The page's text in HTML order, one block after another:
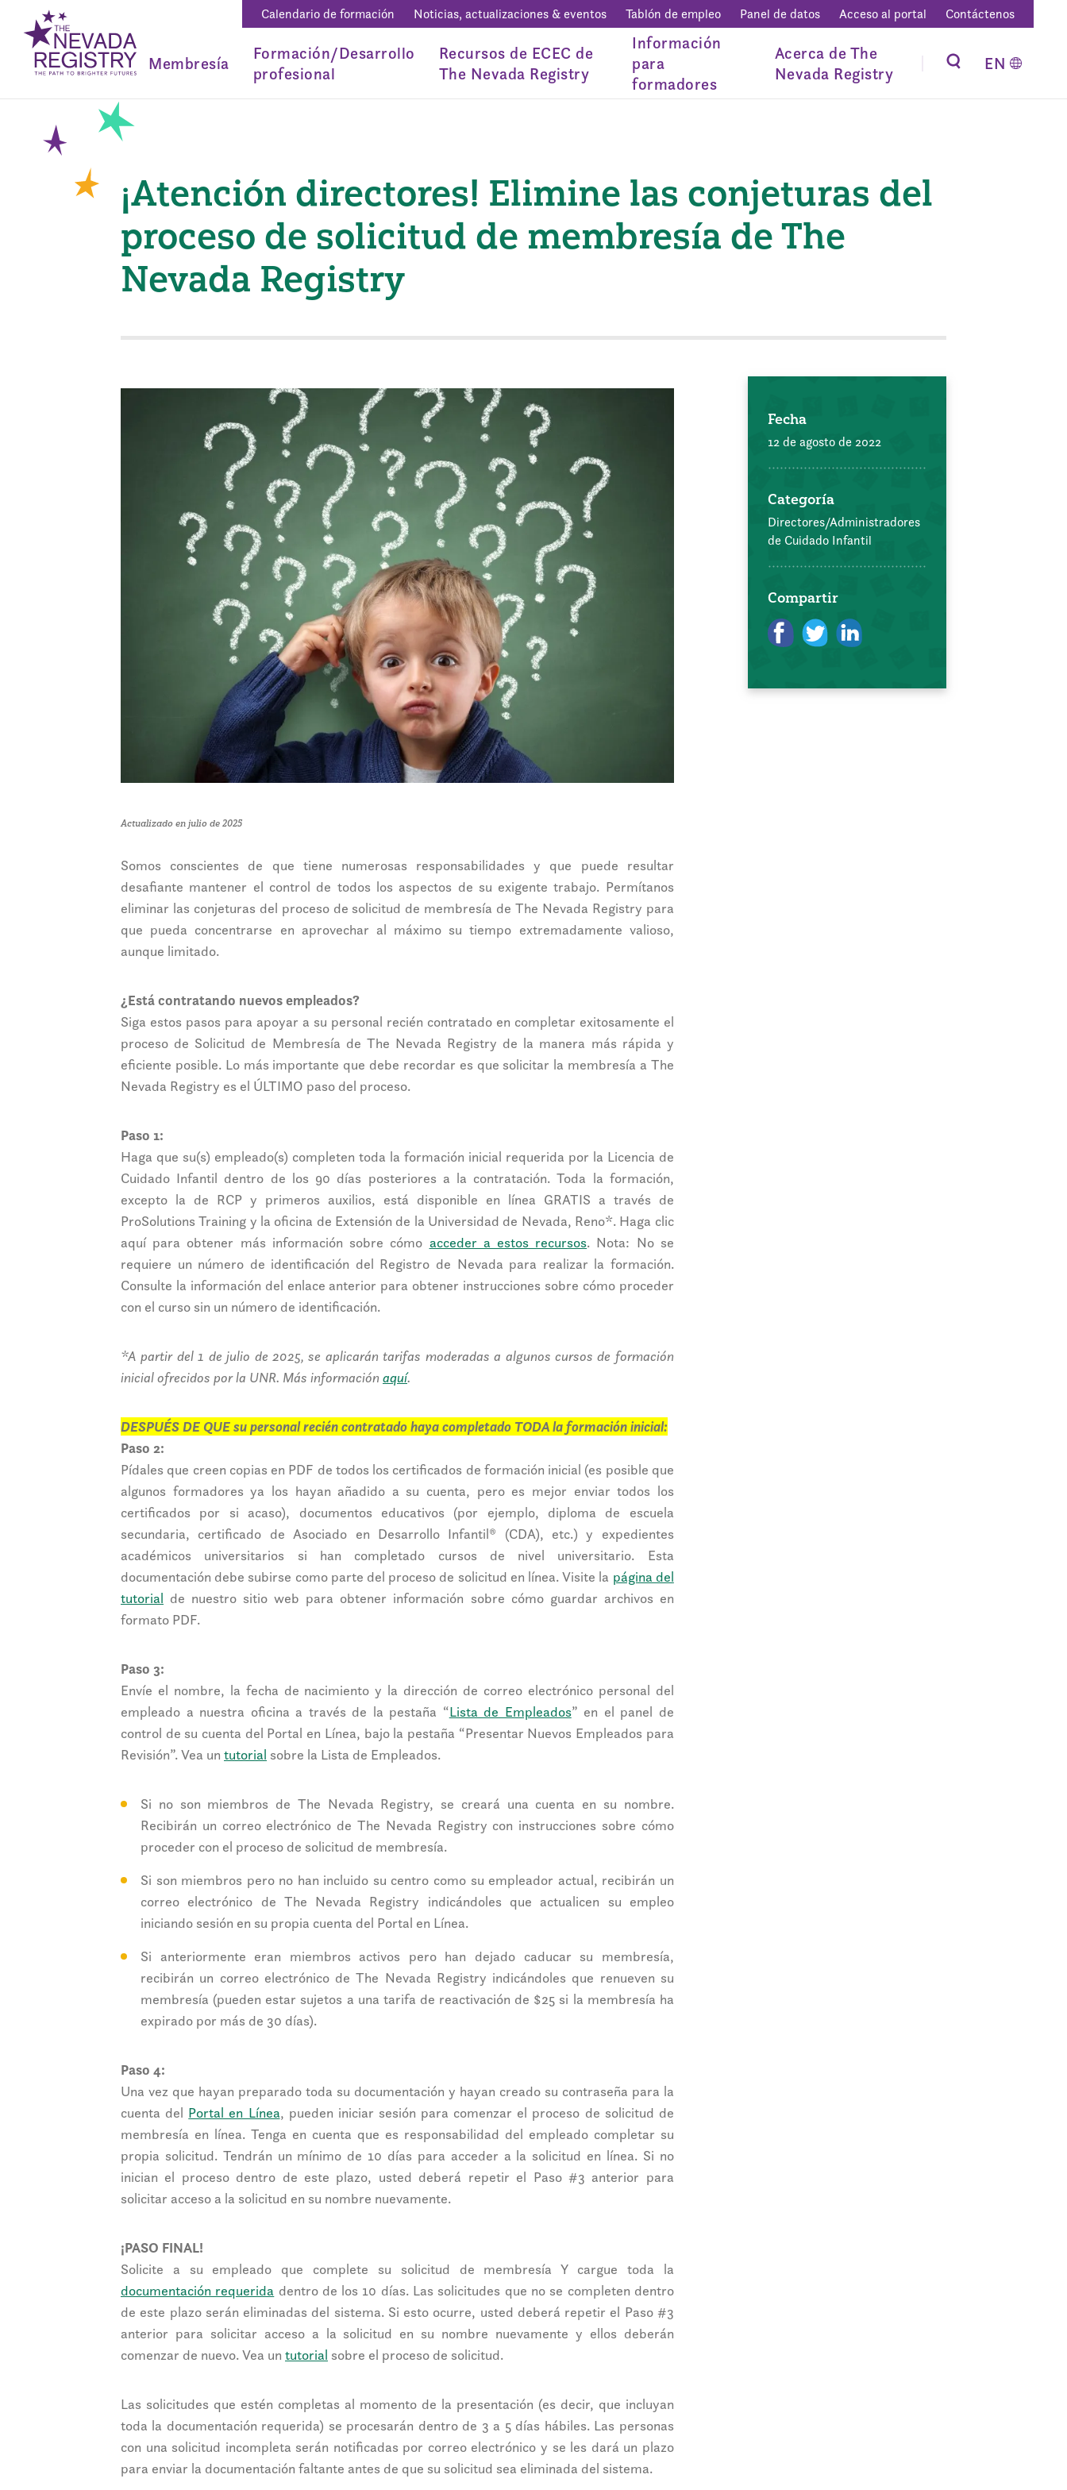
Calendario de formación Noticias, actualizaciones & eventos Tablón de empleo Panel de datos Acceso al portal Contáctenos
Membresía
Formación/Desarrollo
profesional
Recursos de ECEC de
The Nevada Registry
Información
para
formadores
Acerca de The
Nevada Registry
EN
¡Atención directores! Elimine las conjeturas del
proceso de solicitud de membresía de The
Nevada Registry
Actualizado en julio de 2025
Somos conscientes de que tiene numerosas responsabilidades y que puede resultar
desafiante mantener el control de todos los aspectos de su exigente trabajo. Permítanos
eliminar las conjeturas del proceso de solicitud de membresía de The Nevada Registry para
que pueda concentrarse en aprovechar al máximo su tiempo extremadamente valioso,
aunque limitado.
¿Está contratando nuevos empleados?
Siga estos pasos para apoyar a su personal recién contratado en completar exitosamente el
proceso de Solicitud de Membresía de The Nevada Registry de la manera más rápida y
eficiente posible. Lo más importante que debe recordar es que solicitar la membresía a The
Nevada Registry es el ÚLTIMO paso del proceso.
Paso 1:
Haga que su(s) empleado(s) completen toda la formación inicial requerida por la Licencia de
Cuidado Infantil dentro de los 90 días posteriores a la contratación. Toda la formación,
excepto la de RCP y primeros auxilios, está disponible en línea GRATIS a través de
ProSolutions Training y la oficina de Extensión de la Universidad de Nevada, Reno*. Haga clic
aquí para obtener más información sobre cómo acceder a estos recursos. Nota: No se
requiere un número de identificación del Registro de Nevada para realizar la formación.
Consulte la información del enlace anterior para obtener instrucciones sobre cómo proceder
con el curso sin un número de identificación.
*A partir del 1 de julio de 2025, se aplicarán tarifas moderadas a algunos cursos de formación
inicial ofrecidos por la UNR. Más información aquí.
DESPUÉS DE QUEsu personal recién contratado haya completado TODA la formación inicial:
Paso 2:
Pídales que creen copias en PDF de todos los certificados de formación inicial (es posible que
algunos formadores ya los hayan añadido a su cuenta, pero es mejor enviar todos los
certificados por si acaso), documentos educativos (por ejemplo, diploma de escuela
secundaria, certificado de Asociado en Desarrollo Infantil® (CDA), etc.) y expedientes
académicos universitarios si han completado cursos de nivel universitario. Esta
documentación debe subirse como parte del proceso de solicitud en línea. Visite la página del
tutorial de nuestro sitio web para obtener información sobre cómo guardar archivos en
formato PDF.
Paso 3:
Envíe el nombre, la fecha de nacimiento y la dirección de correo electrónico personal del
empleado a nuestra oficina a través de la pestaña “Lista de Empleados” en el panel de
control de su cuenta del Portal en Línea, bajo la pestaña “Presentar Nuevos Empleados para
Revisión”. Vea un tutorial sobre la Lista de Empleados.
Si no son miembros de The Nevada Registry, se creará una cuenta en su nombre.
Recibirán un correo electrónico de The Nevada Registry con instrucciones sobre cómo
proceder con el proceso de solicitud de membresía.
Si son miembros pero no han incluido su centro como su empleador actual, recibirán un
correo electrónico de The Nevada Registry indicándoles que actualicen su empleo
iniciando sesión en su propia cuenta del Portal en Línea.
Si anteriormente eran miembros activos pero han dejado caducar su membresía,
recibirán un correo electrónico de The Nevada Registry indicándoles que renueven su
membresía (pueden estar sujetos a una tarifa de reactivación de $25 si la membresía ha
expirado por más de 30 días).
Paso 4:
Una vez que hayan preparado toda su documentación y hayan creado su contraseña para la
cuenta del Portal en Línea, pueden iniciar sesión para comenzar el proceso de solicitud de
membresía en línea. Tenga en cuenta que es responsabilidad del empleado completar su
propia solicitud. Tendrán un mínimo de 10 días para acceder a la solicitud en línea. Si no
inician el proceso dentro de este plazo, usted deberá repetir el Paso #3 anterior para
solicitar acceso a la solicitud en su nombre nuevamente.
¡PASO FINAL!
Solicite a su empleado que complete su solicitud de membresía Y cargue toda la
documentación requerida dentro de los 10 días. Las solicitudes que no se completen dentro
de este plazo serán eliminadas del sistema. Si esto ocurre, usted deberá repetir el Paso #3
anterior para solicitar acceso a la solicitud en su nombre nuevamente y ellos deberán
comenzar de nuevo. Vea un tutorial sobre el proceso de solicitud.
Las solicitudes que estén completas al momento de la presentación (es decir, que incluyan
toda la documentación requerida) se procesarán dentro de 3 a 5 días hábiles. Las personas
con una solicitud incompleta serán notificadas por correo electrónico y se les dará un plazo
para enviar la documentación faltante antes de que su solicitud sea eliminada del sistema.
Fecha
12 de agosto de 2022
Categoría
Directores/Administradores
de Cuidado Infantil
Compartir